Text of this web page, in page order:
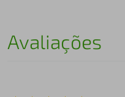
Avaliações